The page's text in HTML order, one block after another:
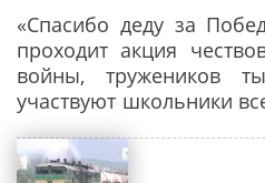
«Спасибо деду за
проходит акция
войны, тружеников
участвуют школьники